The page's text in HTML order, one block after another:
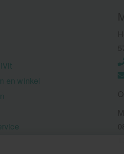
en winkel